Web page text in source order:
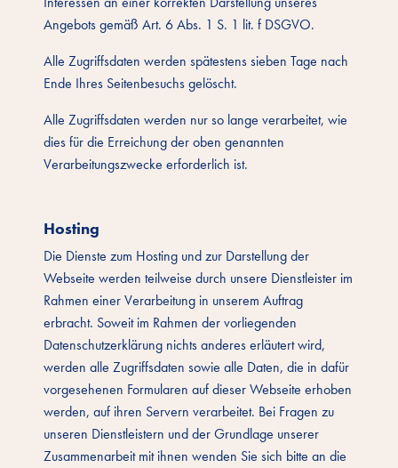
Angebots gemäß Art. 6 Abs. 1 S. 1 lit. f DSGVO.
Alle Zugriffsdaten werden spätestens sieben Tage nach
Ende Ihres Seitenbesuchs gelöscht.
Alle Zugriffsdaten werden nur so lange verarbeitet, wie
dies für die Erreichung der oben genannten
Verarbeitungszwecke erforderlich ist.
Hosting
Die Dienste zum Hosting und zur Darstellung der
Webseite werden teilweise durch unsere Dienstleister im
Rahmen einer Verarbeitung in unserem Auftrag
erbracht. Soweit im Rahmen der vorliegenden
Datenschutzerklärung nichts anderes erläutert wird,
werden alle Zugriffsdaten sowie alle Daten, die in dafür
vorgesehenen Formularen auf dieser Webseite erhoben
werden, auf ihren Servern verarbeitet. Bei Fragen zu
unseren Dienstleistern und der Grundlage unserer
Zusammenarbeit mit ihnen wenden Sie sich bitte an die